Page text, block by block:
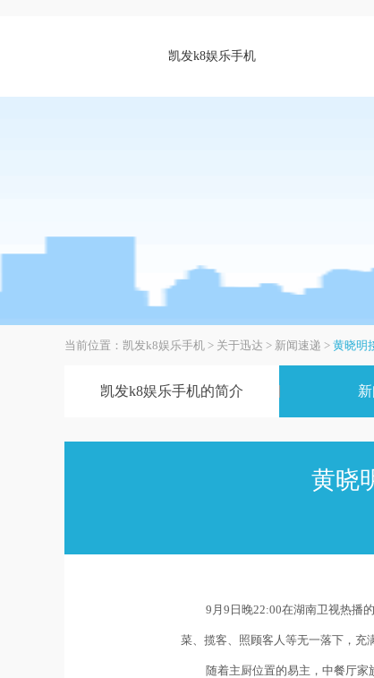
凯发k8娱乐手机
当前位置： 凯发k8娱乐手机 > 关于迅达 > 新闻速递 > 黄晓明
凯发k8娱乐手机的简介
黄晓
9月 9 日晚22:00在湖南卫视热播
菜、揽客、照顾客人等无一落下，充
随着主厨位置的易主，中餐厅家